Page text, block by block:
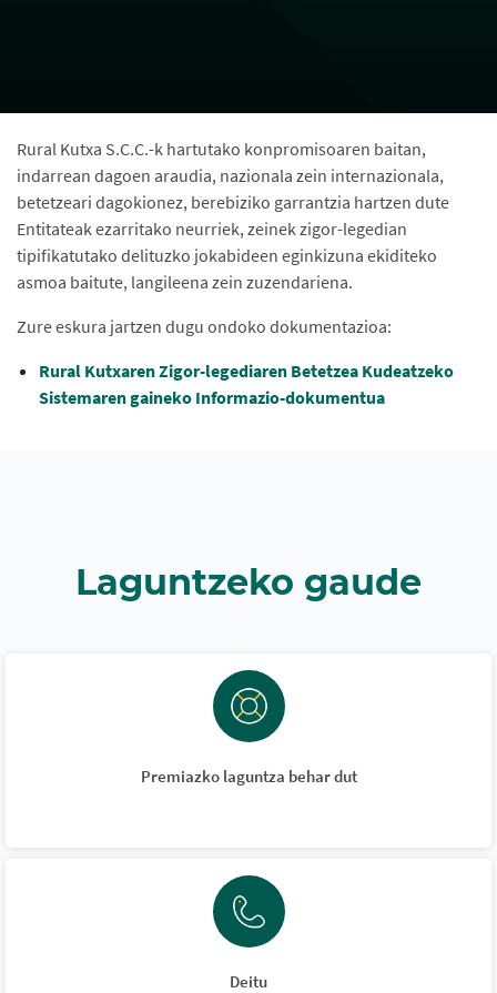
Rural Kutxa S.C.C.-k hartutako konpromisoaren baitan,
indarrean dagoen araudia, nazionala zein internazionala,
betetzeari dagokionez, berebiziko garrantzia hartzen dute
Entitateak ezarritako neurriek, zeinek zigor-legedian
tipifikatutako delituzko jokabideen eginkizuna ekiditeko
asmoa baitute, langileena zein zuzendariena.
Zure eskura jartzen dugu ondoko dokumentazioa:
Rural Kutxaren Zigor-legediaren Betetzea Kudeatzeko
Sistemaren gaineko Informazio-dokumentua
Laguntzeko gaude
Premiazko laguntza behar dut
Deitu